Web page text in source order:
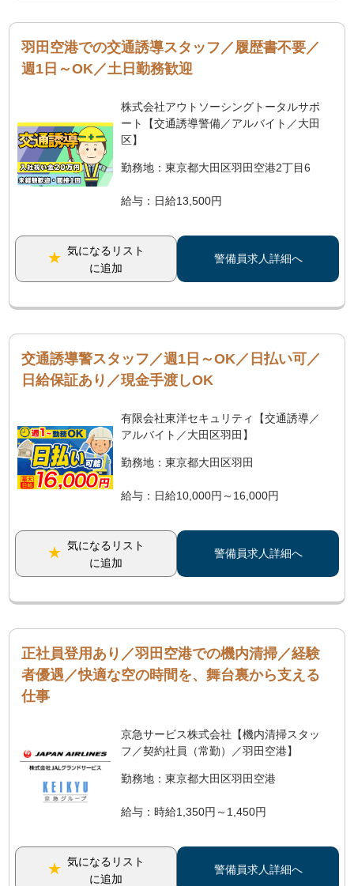
羽田空港での交通誘導スタッフ／履歴書不要／
週1日～OK／土日勤務歓迎
株式会社アウトソーシングトータルサポ
ート【交通誘導警備／アルバイト／大田
区】
勤務地：東京都大田区羽田空港2丁目6
給与：日給13,500円
気になるリスト
に追加
警備員求人詳細へ
交通誘導警スタッフ／週1日～OK／日払い可／
日給保証あり／現金手渡しOK
有限会社東洋セキュリティ【交通誘導／
アルバイト／大田区羽田】
勤務地：東京都大田区羽田
給与：日給10,000円～16,000円
気になるリスト
に追加
警備員求人詳細へ
正社員登用あり／羽田空港での機内清掃／経験
者優遇／快適な空の時間を、舞台裏から支える
仕事
京急サービス株式会社【機内清掃スタッ
フ／契約社員（常勤）／羽田空港】
勤務地：東京都大田区羽田空港
給与：時給1,350円～1,450円
気になるリスト
に追加
警備員求人詳細へ